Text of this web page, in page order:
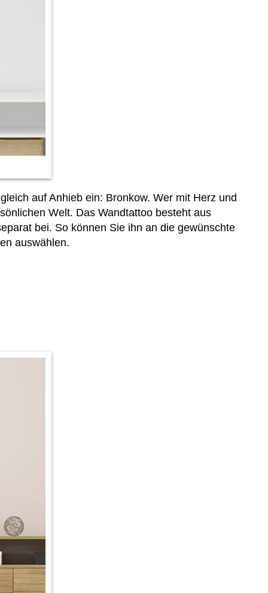
auf Anhieb ein: Bronkow. Wer mit Herz und
Welt. Das Wandtattoo besteht aus
bei. So können Sie ihn an die gewünschte
auswählen.